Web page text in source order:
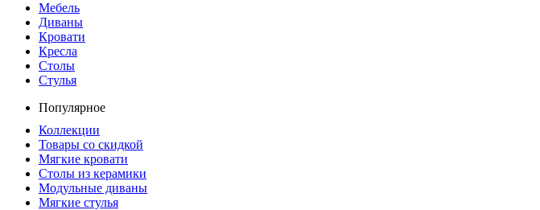
Мебель
Диваны
Кровати
Кресла
Столы
Стулья
Популярное
Коллекции
Товары со скидкой
Мягкие кровати
Столы из керамики
Модульные диваны
Мягкие стулья